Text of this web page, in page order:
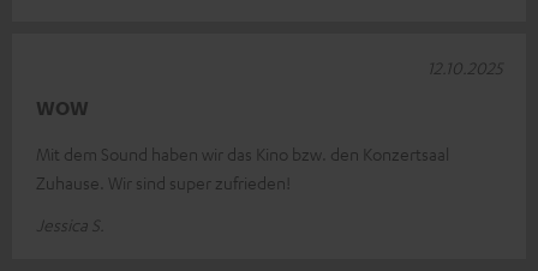
WOW
Mit dem Sound haben wir das Kino bzw. den Konzertsaal
Zuhause. Wir sind super zufrieden!
Jessica S.
12.10.2025